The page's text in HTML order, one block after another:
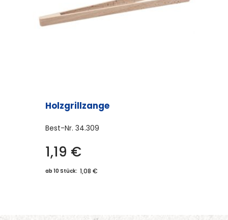
Holzgrillzange
Best-Nr. 34.309
1,19 €
ab 10 Stück: 1,08 €